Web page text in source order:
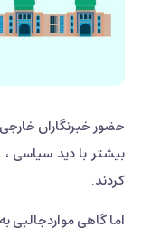
حضور خبرنگاران
بیشتر با دید سیاسی
کردند.
اما گاهی